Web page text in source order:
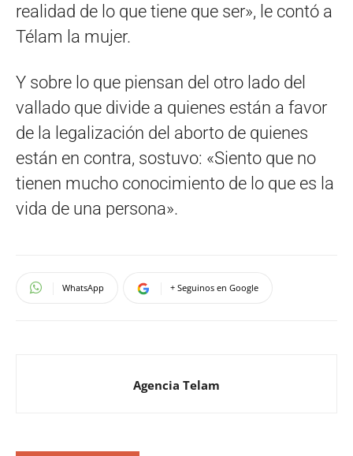
realidad de lo que tiene que ser», le contó a
Télam la mujer.
Y sobre lo que piensan del otro lado del
vallado que divide a quienes están a favor
de la legalización del aborto de quienes
están en contra, sostuvo: «Siento que no
tienen mucho conocimiento de lo que es la
vida de una persona».
WhatsApp + Seguinos en Google
Agencia Telam